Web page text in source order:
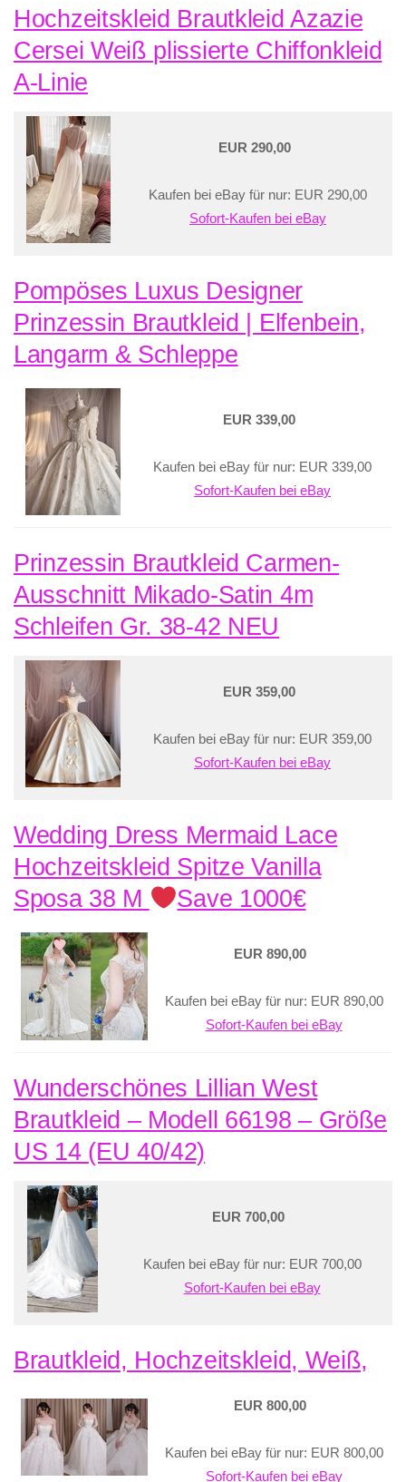
Hochzeitskleid Brautkleid Azazie
Cersei Weiß plissierte Chiffonkleid
A-Linie
EUR 290,00
Kaufen bei eBay für nur: EUR 290,00
Sofort-Kaufen bei eBay
Pompöses Luxus Designer
Prinzessin Brautkleid | Elfenbein,
Langarm & Schleppe
EUR 339,00
Kaufen bei eBay für nur: EUR 339,00
Sofort-Kaufen bei eBay
Prinzessin Brautkleid Carmen-
Ausschnitt Mikado-Satin 4m
Schleifen Gr. 38-42 NEU
EUR 359,00
Kaufen bei eBay für nur: EUR 359,00
Sofort-Kaufen bei eBay
Wedding Dress Mermaid Lace
Hochzeitskleid Spitze Vanilla
Sposa 38 M
Save 1000€
EUR 890,00
Kaufen bei eBay für nur: EUR 890,00
Sofort-Kaufen bei eBay
Wunderschönes Lillian West
Brautkleid – Modell 66198 – Größe
US 14 (EU 40/42)
EUR 700,00
Kaufen bei eBay für nur: EUR 700,00
Sofort-Kaufen bei eBay
Brautkleid, Hochzeitskleid, Weiß,
EUR 800,00
Kaufen bei eBay für nur: EUR 800,00
Sofort-Kaufen bei eBay